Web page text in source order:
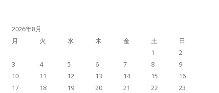
2026年8月
月
火 水 木 金 土 日
1
2
3
4 5 6 7 8
9
10
11 12 13 14 15
16
17
18 19 20 21 22
23